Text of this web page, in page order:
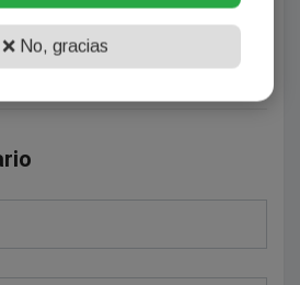
¡Sin comentarios aún!
primero en comentar este artículo.
❌ No, gracias